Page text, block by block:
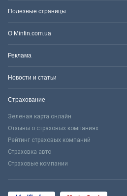
Полезные страницы
О Minfin.com.ua
Реклама
Новости и статьи
Страхование
Зеленая карта онлайн
Отзывы о страховых компаниях
Рейтинг страховых компаний
Страховка авто
Страховые компании